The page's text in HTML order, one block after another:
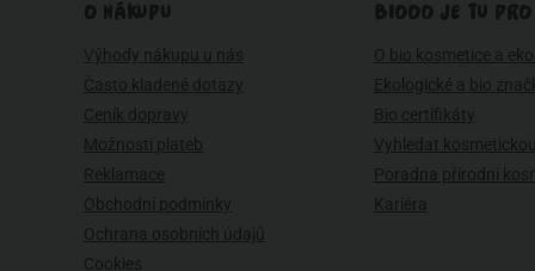
O NÁKUPU
Výhody nákupu u nás
Často kladené dotazy
Ceník dopravy
Možnosti plateb
Reklamace
Obchodní podmínky
Ochrana osobních údajů
Cookies
BIOOO JE TU
O bio kosmetice a
Ekologické a bio
Bio certifikáty
Vyhledat
Poradna přírodní
Kariéra